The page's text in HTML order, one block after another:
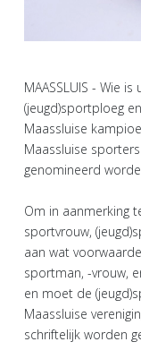
MAASSLUIS - Wie
(jeugd)sportploeg
Maassluise
Maassluise
genomineerd
Om in aanmerking
sportvrouw,
aan wat
sportman, -vrouw,
en moet de
Maassluise
schriftelijk worden